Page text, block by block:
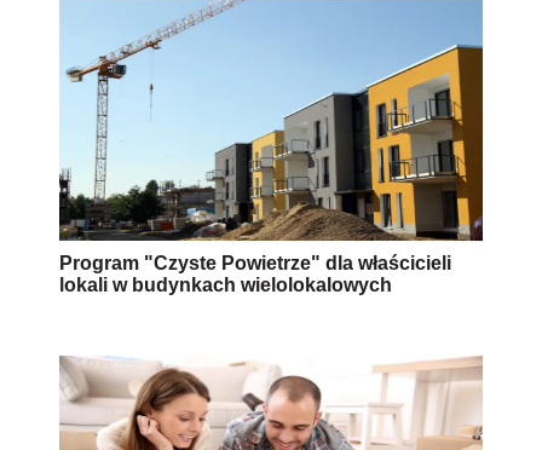
Program "Czyste Powietrze" dla właścicieli
lokali w budynkach wielolokalowych